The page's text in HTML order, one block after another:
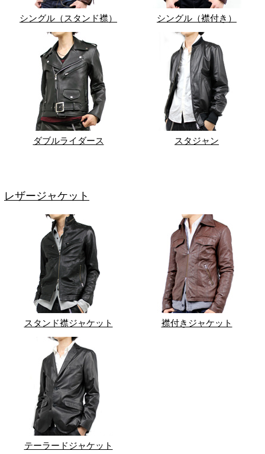
シングル（スタンド襟） シングル（襟付き）
ダブルライダース スタジャン
レザージャケット
スタンド襟ジャケット 襟付きジャケット
テーラードジャケット